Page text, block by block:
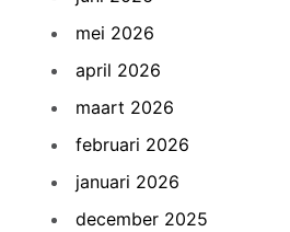
mei 2026
april 2026
maart 2026
februari 2026
januari 2026
december 2025